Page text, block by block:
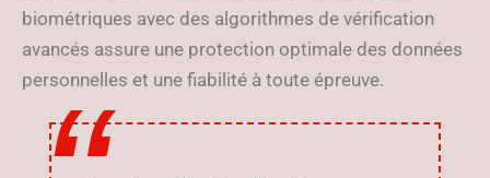
biométriques avec des algorithmes de vérification
avancés assure une protection optimale des données
personnelles et une fiabilité à toute épreuve.